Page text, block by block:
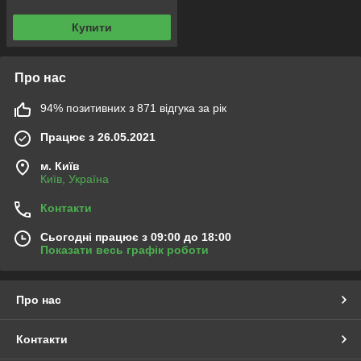
Купити
Про нас
94% позитивних з 871 відгука за рік
Працює з 26.05.2021
м. Київ
Київ, Україна
Контакти
Сьогодні працює з 09:00 до 18:00
Показати весь графік роботи
Про нас
Контакти